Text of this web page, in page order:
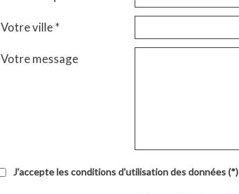
Votre ville *
Votre message
J'accepte les conditions d'utilisation des données (*)